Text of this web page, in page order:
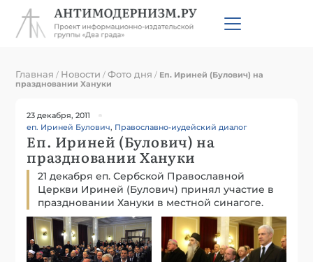
Главная / Новости /Фото дня / Еп. Ириней (Булович) на
праздновании Хануки
23 декабря, 2011
еп. Ириней Булович, Православно-иудейский диалог
Еп. Ириней (Булович) на
праздновании Хануки
21 декабря еп. Сербской Православной
Церкви Ириней (Булович) принял участие в
праздновании Хануки в местной синагоге.